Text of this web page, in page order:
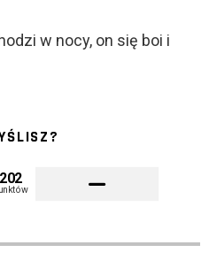
w nocy, on się boi i
202